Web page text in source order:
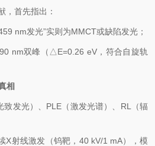
，首先指出：
nm发光”实则为MMCT或缺陷发光；
nm双峰（△E=0.26 eV，符合自旋轨
相
致发光）、PLE（激发光谱）、RL（辐
X射线激发（钨靶，40 kV/1 mA），模